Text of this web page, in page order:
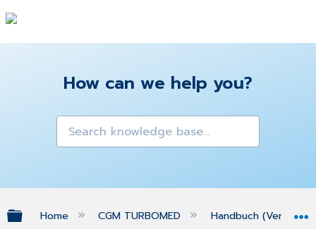
How can we help you?
Expand/collapse global hierarchy
Home CGM TURBOMED Handbuch (Version